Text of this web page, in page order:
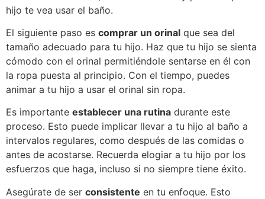
hijo te vea usar el baño.
El siguiente paso es comprar un orinal que sea del
tamaño adecuado para tu hijo. Haz que tu hijo se sienta
cómodo con el orinal permitiéndole sentarse en él con
la ropa puesta al principio. Con el tiempo, puedes
animar a tu hijo a usar el orinal sin ropa.
Es importante establecer una rutina durante este
proceso. Esto puede implicar llevar a tu hijo al baño a
intervalos regulares, como después de las comidas o
antes de acostarse. Recuerda elogiar a tu hijo por los
esfuerzos que haga, incluso si no siempre tiene éxito.
Asegúrate de ser consistente en tu enfoque. Esto